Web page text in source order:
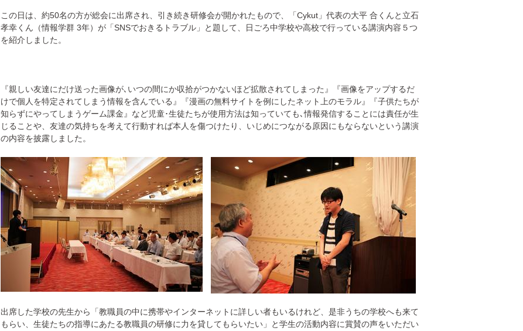
この日は、約50名の方が総会に出席され、引き続き研修会が開かれたもので、「Cykut」代表の大平 合くんと立石
孝幸くん（情報学群 3年）が「SNSでおきるトラブル」と題して、日ごろ中学校や高校で行っている講演内容５つ
を紹介しました。
『親しい友達にだけ送った画像が､いつの間にか収拾がつかないほど拡散されてしまった』『画像をアップするだ
けで個人を特定されてしまう情報を含んでいる』『漫画の無料サイトを例にしたネット上のモラル』『子供たちが
知らずにやってしまうゲーム課金』など児童･生徒たちが使用方法は知っていても､情報発信することには責任が生
じることや、友達の気持ちを考えて行動すれば本人を傷つけたり、いじめにつながる原因にもならないという講演
の内容を披露しました。
出席した学校の先生から「教職員の中に携帯やインターネットに詳しい者もいるけれど、是非うちの学校へも来て
もらい、生徒たちの指導にあたる教職員の研修に力を貸してもらいたい」と学生の活動内容に賞賛の声をいただい